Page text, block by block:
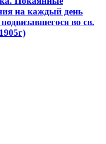
на каждый день
во св.